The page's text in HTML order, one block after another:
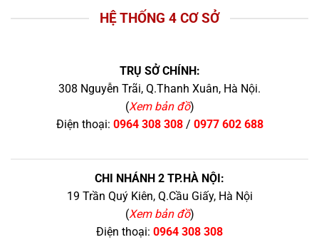
HỆ THỐNG 4 CƠ SỞ
TRỤ SỞ CHÍNH:
308 Nguyễn Trãi, Q.Thanh Xuân, Hà Nội.
(Xem bản đồ)
Điện thoại: 0964 308 308/ 0977 602 688
CHI NHÁNH 2 TP.HÀ NỘI:
19 Trần Quý Kiên, Q.Cầu Giấy, Hà Nội
(Xem bản đồ)
Điện thoại: 0964 308 308